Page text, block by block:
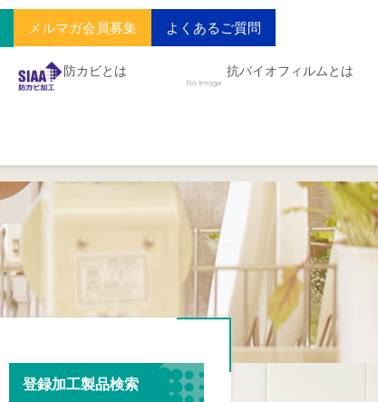
メルマガ会員募集 よくあるご質問
防カビとは 抗バイオフィルムとは
登録加工製品検索